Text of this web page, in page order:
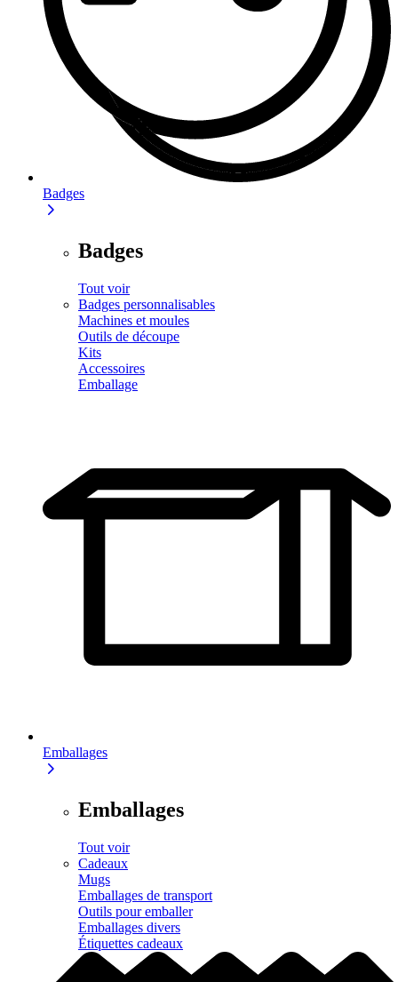
Badges
Badges
Tout voir
Badges personnalisables
Machines et moules
Outils de découpe
Kits
Accessoires
Emballage
Emballages
Emballages
Tout voir
Cadeaux
Mugs
Emballages de transport
Outils pour emballer
Emballages divers
Étiquettes cadeaux